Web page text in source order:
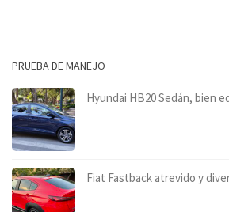
PRUEBA DE MANEJO
Hyundai HB20 Sedán, bien
Fiat Fastback atrevido y